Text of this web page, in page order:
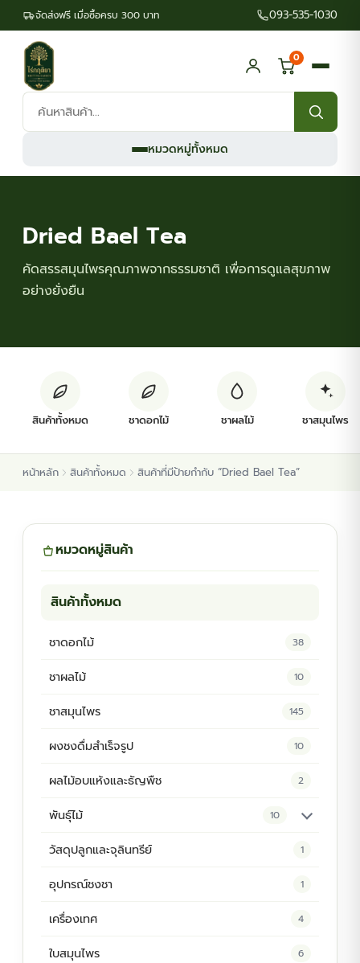
จัดส่งฟรี เมื่อซื้อครบ 300 บาท 093-535-1030
ค้นหา
สินค้า:
0
หมวดหมู่ทั้งหมด
ต้นพันธุ์สมุนไพร
ต้นพันธุ์ไม้ป่า
Dried Bael Tea
คัดสรรสมุนไพรคุณภาพจากธรรมชาติ เพื่อการดูแลสุขภาพ
อย่างยั่งยืน
สินค้าทั้งหมด ชาดอกไม้ ชาผลไม้ ชาสมุนไพร
หน้าหลัก สินค้าทั้งหมด สินค้าที่มีป้ายกำกับ “Dried Bael Tea”
หมวดหมู่สินค้า
สินค้าทั้งหมด
ชาดอกไม้ 38
ชาผลไม้ 10
ชาสมุนไพร 145
ผงชงดื่มสำเร็จรูป 10
ผลไม้อบแห้งและธัญพืช 2
พันธุ์ไม้ 10
ต้นพันธุ์สมุนไพร 5
วัสดุปลูกและจุลินทรีย์ 1
อุปกรณ์ชงชา 1
เครื่องเทศ 4
ใบสมุนไพร 6